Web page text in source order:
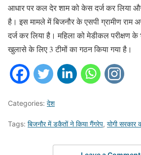
आधार पर कल देर शाम को केस दर्ज कर लिया
है। इस मामले में बिजनौर के एसपी ग्रामीण राम
दर्ज कर लिया है। महिला को मेडीकल परीक्षण
खुलासे के लिए 3 टीमों का गठन किया गया है।
Categories: देश
Tags: बिजनौर में डकैतों ने किया गैंगरेप, योगी सरकार